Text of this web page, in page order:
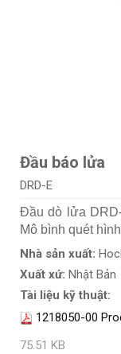
Đầu báo lửa
DRD-E
Đầu dò lửa
Mô bình quét
Nhà sản xuất:
Xuất xứ: Nhật Bản
Tài liệu kỹ thuật:
1218050-00
75.51 KB